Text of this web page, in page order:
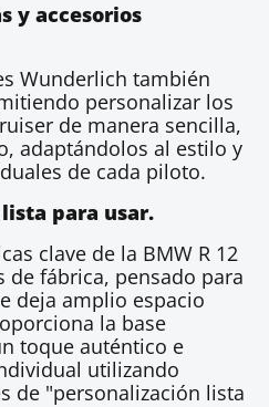
y accesorios
Wunderlich también
personalizar los
de manera sencilla,
adaptándolos al estilo y
de cada piloto.
para usar.
clave de la BMW R 12
de fábrica, pensado para
deja amplio espacio
la base
toque auténtico e
utilizando
de "personalización lista